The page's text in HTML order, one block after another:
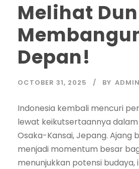
Melihat
Depan!
OCTOBER 31, 2025 BY ADMIN
Indonesia kembali mencuri
lewat keikutsertaannya dalam
Osaka-Kansai, Jepang. Ajang
menjadi momentum besar
menunjukkan potensi budaya,